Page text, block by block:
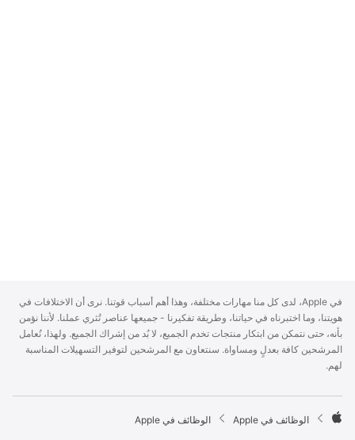
p
p
l
e
F
o
t
في Apple، لدى كل منا مهارات مختلفة، وهذا أهم أسباب قوتنا. نرى أن الاختلافات في
هويتنا، وما اختبرناه في حياتنا، وطريقة تفكيرنا - جميعها عناصر تُثري عملنا. لأننا نؤمن
بأنه، حتى نتمكن من ابتكار منتجات تخدم الجميع، لا بُد من إشراك الجميع. ولهذا، نُعامل
المرشحين كافة بعدلٍ ومساواة. سنتعاون مع المرشحين لتوفير التسهيلات المناسبة
لهم.

الوظائف في Apple الوظائف في Apple